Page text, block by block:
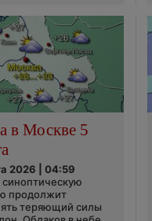
в Москве 5
2026 | 04:59
синоптическую
продолжит
теряющий силы